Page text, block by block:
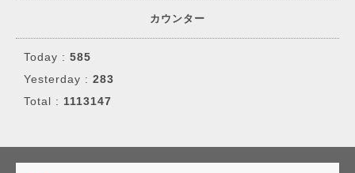
カウンター
Today : 585
Yesterday : 283
Total : 1113147